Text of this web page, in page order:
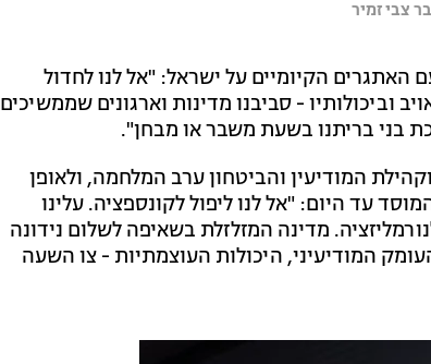
צבי זמיר
הקיומיים על ישראל: "אל לנו לחדול
וביכולותיו - סביבנו מדינות וארגונים שממשיכים
בני בריתנו בשעת משבר או מבחן".
המודיעין והביטחון ערב המלחמה, ולאופן
עד היום: "אל לנו ליפול לקונספציה. עלינו
מדינה המזלזלת בשאיפה לשלום נידונה
המודיעיני, היכולות העוצמתיות - צו השעה